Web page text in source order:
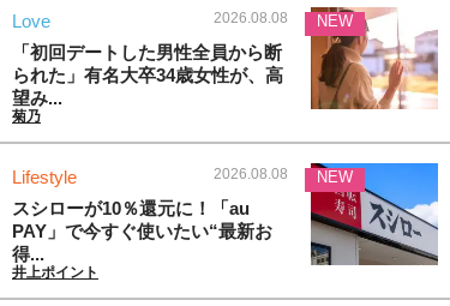
Love 2026.08.08
「初回デートした男性全員から断
られた」有名大卒34歳女性が、高
望み...
菊乃
NEW
Lifestyle 2026.08.08
スシローが10％還元に！「au
PAY」で今すぐ使いたい“最新お
得...
井上ポイント
NEW